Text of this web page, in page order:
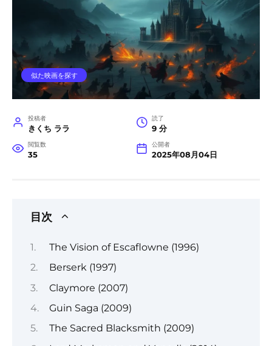
似た映画を探す
投稿者
きくち ララ
読了
9 分
閲覧数
35
公開者
2025年08月04日
目次
The Vision of Escaflowne (1996)
Berserk (1997)
Claymore (2007)
Guin Saga (2009)
The Sacred Blacksmith (2009)